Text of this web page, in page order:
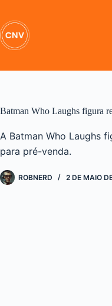
o
conteúdo
Batman Who Laughs figura
A Batman Who Laughs
para pré-venda.
ROBNERD 2 DE MAIO